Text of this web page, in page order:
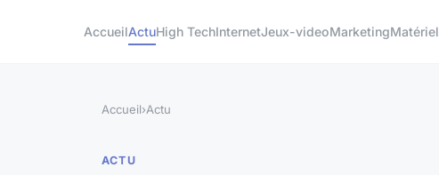
AccueilActuHigh TechInternetJeux-videoMarketingMatériel
Accueil›Actu
ACTU